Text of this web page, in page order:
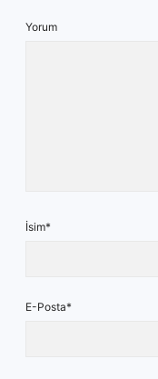
Yorum
İsim*
E-Posta*